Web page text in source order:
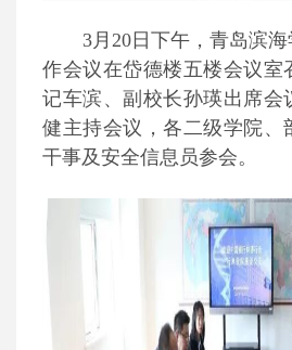
3月20日下午，青岛滨
作会议在岱德楼五楼会议室
记车滨、副校长孙瑛出席会
健主持会议，各二级学院、
干事及安全信息员参会。